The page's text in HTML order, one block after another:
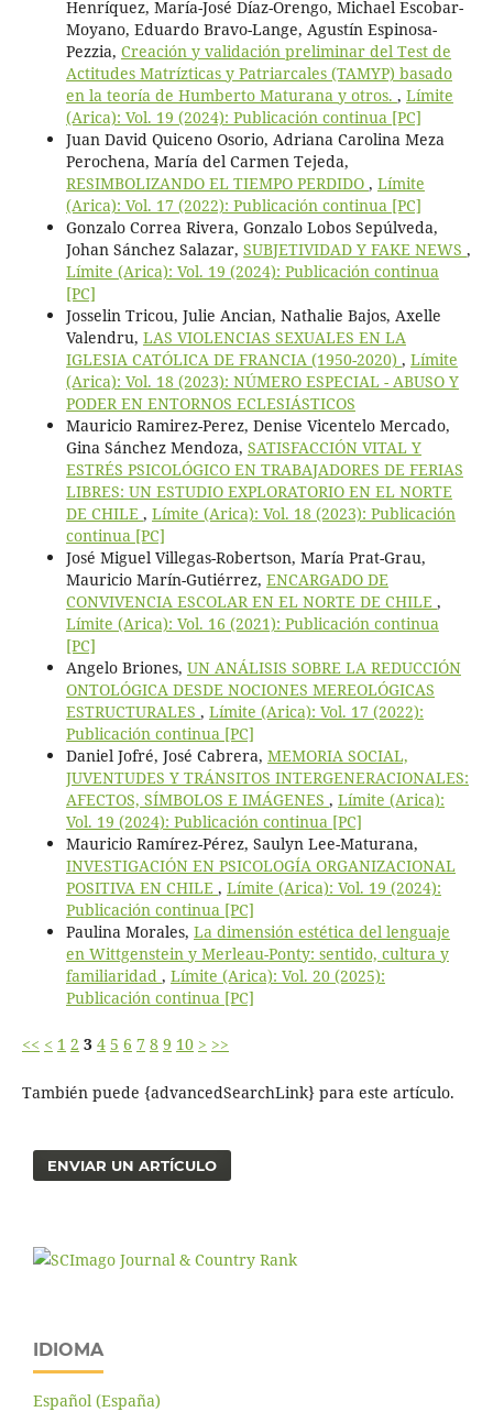
Henríquez, María-José Díaz-Orengo, Michael Escobar-
Moyano, Eduardo Bravo-Lange, Agustín Espinosa-
Pezzia, Creación y validación preliminar del Test de
Actitudes Matrízticas y Patriarcales (TAMYP) basado
en la teoría de Humberto Maturana y otros. , Límite
(Arica): Vol. 19 (2024): Publicación continua [PC]
Juan David Quiceno Osorio, Adriana Carolina Meza
Perochena, María del Carmen Tejeda,
RESIMBOLIZANDO EL TIEMPO PERDIDO , Límite
(Arica): Vol. 17 (2022): Publicación continua [PC]
Gonzalo Correa Rivera, Gonzalo Lobos Sepúlveda,
Johan Sánchez Salazar, SUBJETIVIDAD Y FAKE NEWS ,
Límite (Arica): Vol. 19 (2024): Publicación continua
[PC]
Josselin Tricou, Julie Ancian, Nathalie Bajos, Axelle
Valendru, LAS VIOLENCIAS SEXUALES EN LA
IGLESIA CATÓLICA DE FRANCIA (1950-2020) , Límite
(Arica): Vol. 18 (2023): NÚMERO ESPECIAL - ABUSO Y
PODER EN ENTORNOS ECLESIÁSTICOS
Mauricio Ramirez-Perez, Denise Vicentelo Mercado,
Gina Sánchez Mendoza, SATISFACCIÓN VITAL Y
ESTRÉS PSICOLÓGICO EN TRABAJADORES DE FERIAS
LIBRES: UN ESTUDIO EXPLORATORIO EN EL NORTE
DE CHILE , Límite (Arica): Vol. 18 (2023): Publicación
continua [PC]
José Miguel Villegas-Robertson, María Prat-Grau,
Mauricio Marín-Gutiérrez, ENCARGADO DE
CONVIVENCIA ESCOLAR EN EL NORTE DE CHILE ,
Límite (Arica): Vol. 16 (2021): Publicación continua
[PC]
Angelo Briones, UN ANÁLISIS SOBRE LA REDUCCIÓN
ONTOLÓGICA DESDE NOCIONES MEREOLÓGICAS
ESTRUCTURALES , Límite (Arica): Vol. 17 (2022):
Publicación continua [PC]
Daniel Jofré, José Cabrera, MEMORIA SOCIAL,
JUVENTUDES Y TRÁNSITOS INTERGENERACIONALES:
AFECTOS, SÍMBOLOS E IMÁGENES , Límite (Arica):
Vol. 19 (2024): Publicación continua [PC]
Mauricio Ramírez-Pérez, Saulyn Lee-Maturana,
INVESTIGACIÓN EN PSICOLOGÍA ORGANIZACIONAL
POSITIVA EN CHILE , Límite (Arica): Vol. 19 (2024):
Publicación continua [PC]
Paulina Morales, La dimensión estética del lenguaje
en Wittgenstein y Merleau-Ponty: sentido, cultura y
familiaridad , Límite (Arica): Vol. 20 (2025):
Publicación continua [PC]
<< < 1 2 3 4 5 6 7 8 9 10 > >>
También puede {advancedSearchLink} para este artículo.
ENVIAR UN ARTÍCULO
IDIOMA
Español (España)